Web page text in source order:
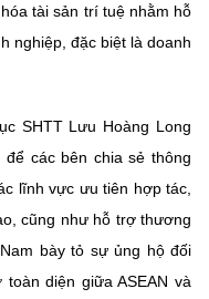
học và Công nghệ.
Du, TP. Hà Nội
hành lại thông tin từ
tài sản trí tuệ nhằm hỗ
nghiệp, đặc biệt là doanh
SHTT Lưu Hoàng Long
các bên chia sẻ thông
lĩnh vực ưu tiên hợp tác,
cũng như hỗ trợ thương
bày tỏ sự ủng hộ đối
diện giữa ASEAN và